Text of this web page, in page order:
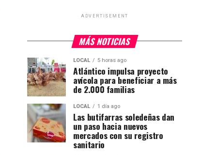
ADVERTISEMENT
MÁS NOTICIAS
LOCAL 5 horas ago
Atlántico impulsa proyecto
avícola para beneficiar a más
de 2.000 familias
LOCAL 1 día ago
Las butifarras soledeñas dan
un paso hacia nuevos
mercados con su registro
sanitario